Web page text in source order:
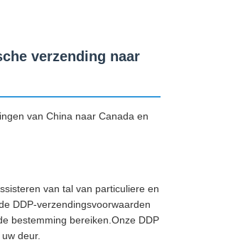
verzending naar
van China naar Canada en
van tal van particuliere en
DDP-verzendingsvoorwaarden
bestemming bereiken.Onze DDP
deur.